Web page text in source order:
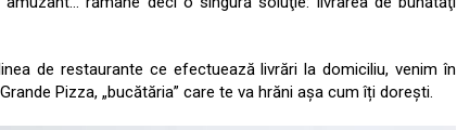
de restaurante ce efectuează livrări la domiciliu, venim în
Pizza, „bucătăria” care te va hrăni așa cum îți dorești.